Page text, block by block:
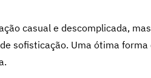
casual e descomplicada,
sofisticação. Uma ótima